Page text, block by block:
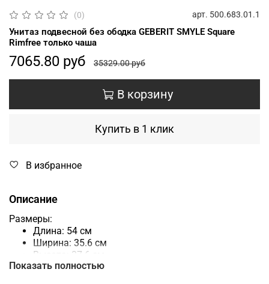
(0) арт. 500.683.01.1
Унитаз подвесной без ободка GEBERIT SMYLE Square
Rimfree только чаша
7065.80 руб 35329.00 руб
В корзину
Купить в 1 клик
В избранное
Описание
Размеры:
Длина: 54 см
Ширина: 35.6 см
Высота: 37.6 см
Показать полностью